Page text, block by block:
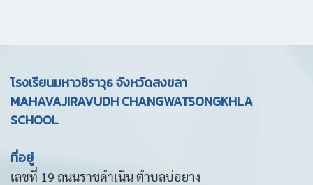
โรงเรียนมหาวชิราวุธ จังหวัดสงขลา
MAHAVAJIRAVUDH CHANGWATSONGKHLA
SCHOOL
ที่อยู่
เลขที่ 19 ถนนราชดำเนิน ตำบลบ่อยาง